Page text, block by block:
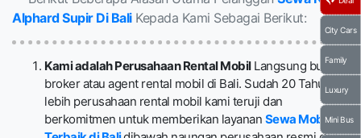
City Cars
Family
Luxury
Mini Bus
Alphard Supir Di BaliKepada Kami Sebagai Berikut:
Kami adalah Perusahaan Rental MobilLangsung bukan
broker atau agent rental mobil di Bali. Sudah 20 Tahun
lebih perusahaan rental mobil kami teruji dan
berkomitmen untuk memberikan layanan Sewa Mobil